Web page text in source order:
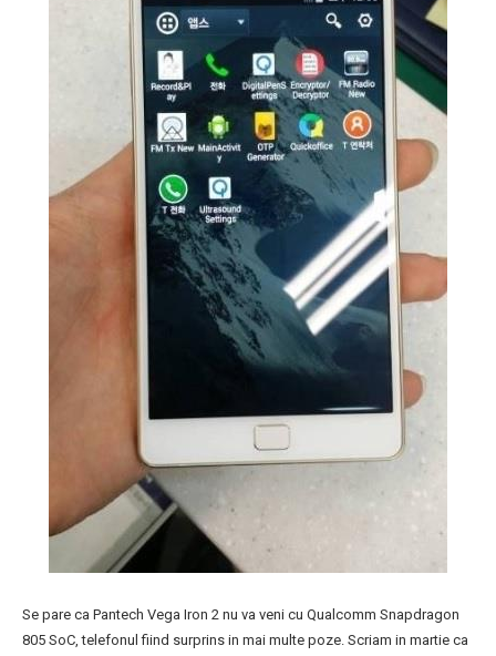
Se pare ca Pantech Vega Iron 2 nu va veni cu Qualcomm Snapdragon
805 SoC, telefonul fiind surprins in mai multe poze. Scriam in martie ca